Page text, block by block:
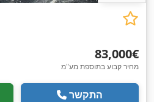
‏83,000 ‏€
מחיר קבוע בתוספת מע"מ
התקשר